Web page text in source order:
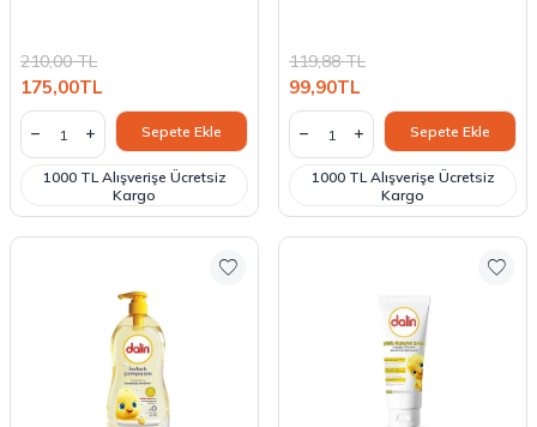
210,00TL
175,00TL
Sepete Ekle
1000 TL Alışverişe Ücretsiz
Kargo
119,88TL
99,90TL
Sepete Ekle
1000 TL Alışverişe Ücretsiz
Kargo